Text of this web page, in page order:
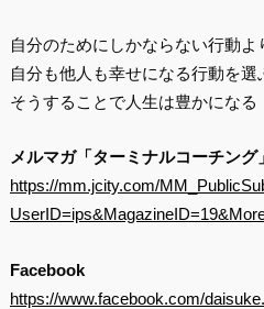
自分のためにしかならない行動よ
自分も他人も幸せになる行動を選
そうすることで人生は豊かになる
メルマガ「ターミナルコーチング」
https://mm.jcity.com/
Facebook
https://www.facebook.com/